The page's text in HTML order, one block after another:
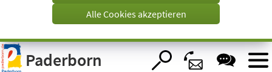
Visuelle
Assistenzsoftware
öffnen.
Alle Cookies akzeptieren
Paderborn